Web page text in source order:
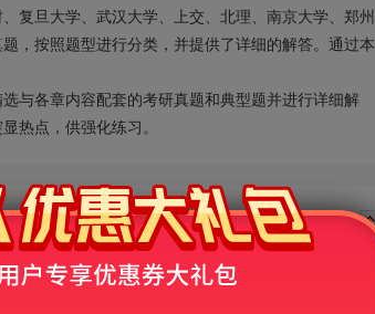
复旦大学、武汉大学、上交、北理、南京大学、郑州
，按照题型进行分类，并提供了详细的解答。通过本
与各章内容配套的考研真题和典型题并进行详细解
热点，供强化练习。